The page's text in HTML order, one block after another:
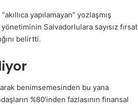
yapılamayan” yozlaşmış
Salvadorlulara sayısız fırsat
belirtti.
benimsemesinden bu yana
%80’inden fazlasının finansal